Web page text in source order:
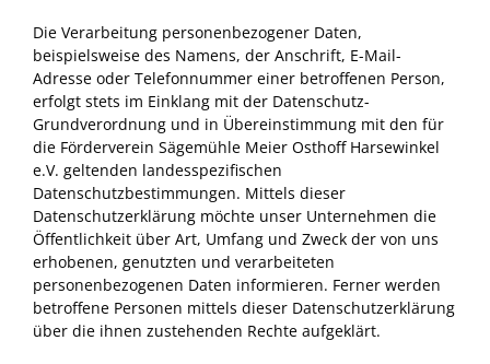
Die Verarbeitung personenbezogener Daten,
beispielsweise des Namens, der Anschrift, E-Mail-
Adresse oder Telefonnummer einer betroffenen Person,
erfolgt stets im Einklang mit der Datenschutz-
Grundverordnung und in Übereinstimmung mit den für
die Förderverein Sägemühle Meier Osthoff Harsewinkel
e.V. geltenden landesspezifischen
Datenschutzbestimmungen. Mittels dieser
Datenschutzerklärung möchte unser Unternehmen die
Öffentlichkeit über Art, Umfang und Zweck der von uns
erhobenen, genutzten und verarbeiteten
personenbezogenen Daten informieren. Ferner werden
betroffene Personen mittels dieser Datenschutzerklärung
über die ihnen zustehenden Rechte aufgeklärt.